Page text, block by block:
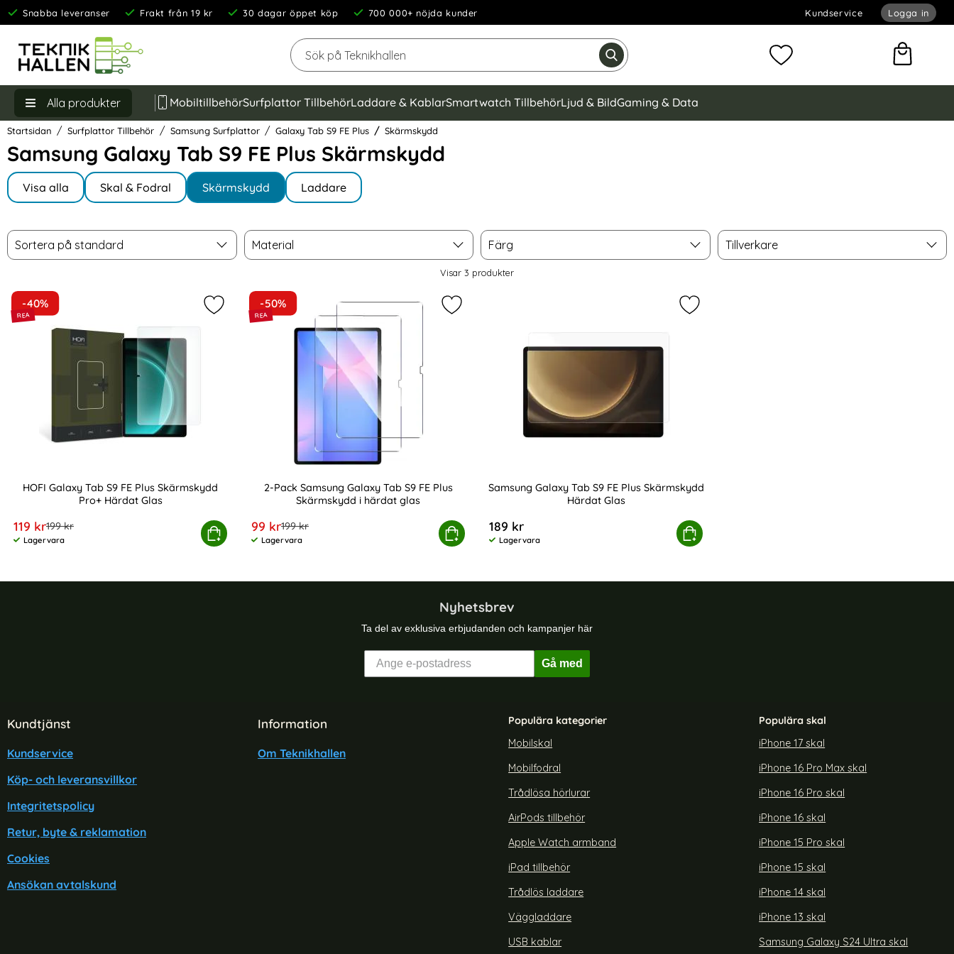
Snabba leveranser Frakt från 19 kr 30 dagar öppet köp 700 000+ nöjda kunder Kundservice Logga in
Sök
Genomför sökning Mina favoriter
Alla produkter MobiltillbehörSurfplattor TillbehörLaddare & KablarSmartwatch TillbehörLjud & BildGaming & Data
Startsidan Surfplattor Tillbehör Samsung Surfplattor Galaxy Tab S9 FE Plus Skärmskydd
Samsung Galaxy Tab S9 FE Plus Skärmskydd
Hoppa
produkter
Underkategorier
Visa alla
I Galaxy Tab S9 FE Plus
Skal & Fodral Skärmskydd Laddare
Hoppa
över
Filtrera & sortera
Sortera
Sortera på standard
Material
Material
Färg
Färg
Tillverkare
Tillverkare
Visar 3 produkter
produktlista
-40%
HOFI Galaxy Tab S9 FE Plus Skärmskydd
Pro+ Härdat Glas
rea pris
119 krtidigare pris
199 kr
Tillgänglighet:
Lagervara
Köp
HOFI Galaxy Tab S9 FE Plus Skärmskydd Pro+ Härdat Glas
Markera hOFI Galaxy Tab S9 FE Plus Skärmskydd Pro+ Härdat Glas som favorit
-50%
2-Pack Samsung Galaxy Tab S9 FE Plus
Skärmskydd i härdat glas
rea pris
99 krtidigare pris
199 kr
Tillgänglighet:
Lagervara
Köp
2-Pack Samsung Galaxy Tab S9 FE Plus Skärmskydd i härdat glas
Markera 2-Pack Samsung Galaxy Tab S9 FE Plus Skärmskydd i härdat glas som favorit
Samsung Galaxy Tab S9 FE Plus Skärmskydd
Härdat Glas
189 kr
Tillgänglighet:
Lagervara
Köp
Samsung Galaxy Tab S9 FE Plus Skärmskydd Härdat Glas
Markera samsung Galaxy Tab S9 FE Plus
Nyhetsbrev
Ta del av exklusiva erbjudanden och kampanjer här
Gå med
Sidfot Blandad info och länkar
Kundtjänst
Kundservice
Köp- och leveransvillkor
Integritetspolicy
Retur, byte & reklamation
Cookies
Ansökan avtalskund
Information
Om Teknikhallen
Populära kategorier
Mobilskal
Mobilfodral
Trådlösa hörlurar
AirPods tillbehör
Apple Watch armband
iPad tillbehör
Trådlös laddare
Väggladdare
USB kablar
Populära skal
iPhone 17 skal
iPhone 16 Pro Max skal
iPhone 16 Pro skal
iPhone 16 skal
iPhone 15 Pro skal
iPhone 15 skal
iPhone 14 skal
iPhone 13 skal
Samsung Galaxy S24 Ultra skal